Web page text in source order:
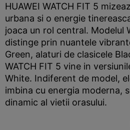
HUAWEI WATCH FIT 5
urbana si o energie
joaca un rol central. Modelul
distinge prin nuantele
Green, alaturi de clasicele
WATCH FIT 5 vine in
White. Indiferent de model,
imbina cu energia moderna,
dinamic al vietii orasului.